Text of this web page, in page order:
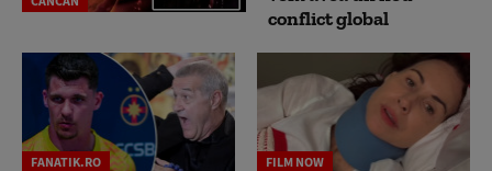
conflict global
FANATIK.RO FILM NOW